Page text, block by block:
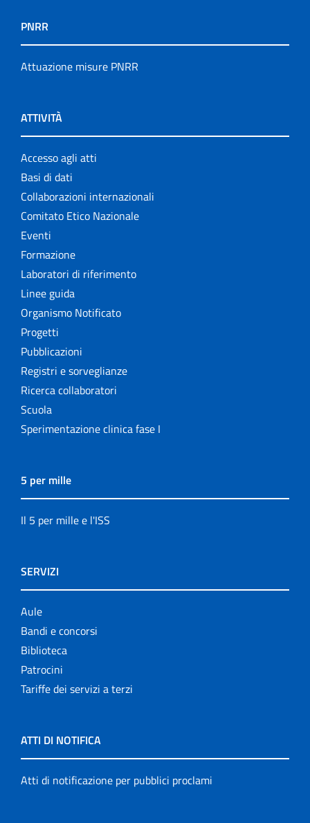
PNRR
Attuazione misure PNRR
ATTIVITÀ
Accesso agli atti
Basi di dati
Collaborazioni internazionali
Comitato Etico Nazionale
Eventi
Formazione
Laboratori di riferimento
Linee guida
Organismo Notificato
Progetti
Pubblicazioni
Registri e sorveglianze
Ricerca collaboratori
Scuola
Sperimentazione clinica fase I
5 per mille
Il 5 per mille e l'ISS
SERVIZI
Aule
Bandi e concorsi
Biblioteca
Patrocini
Tariffe dei servizi a terzi
ATTI DI NOTIFICA
Atti di notificazione per pubblici proclami